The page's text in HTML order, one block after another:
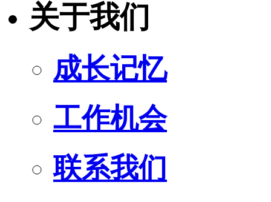
关于我们
成长记忆
工作机会
联系我们